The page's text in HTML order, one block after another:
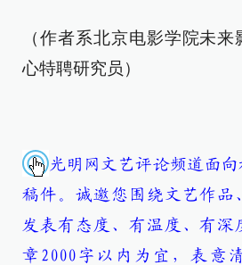
（作者系北京电影学院未
心特聘研究员）
光明网文艺评论频道面
稿件。诚邀您围绕文艺作品
发表有态度、有温度、有深
章2000字以内为宜，表意